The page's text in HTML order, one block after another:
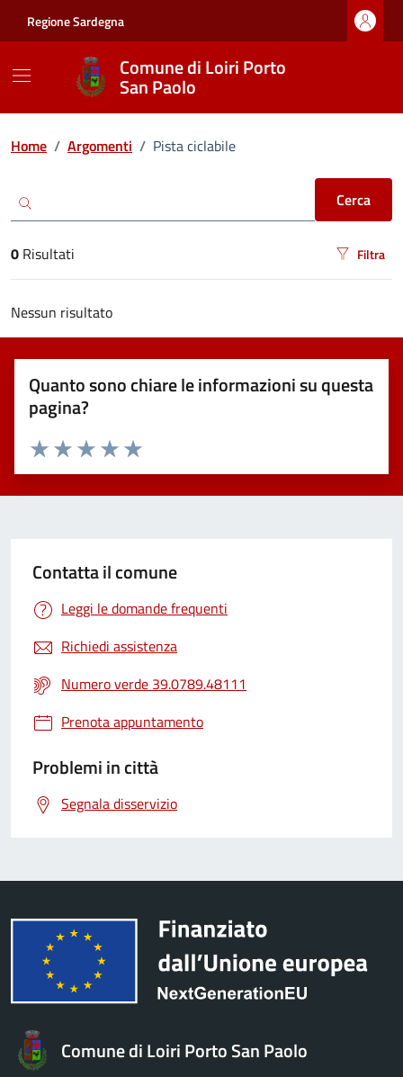
Regione Sardegna
Comune di Loiri Porto
San Paolo
Ricerca
Home / Argomenti / Pista ciclabile
Cerca
risultati di ricerca
0 Risultati Filtra
Nessun risultato
Quanto sono chiare le informazioni su questa
pagina?
Valuta 5 stelle su 5
Valuta 4 stelle su 5
Valuta 3 stelle su 5
Valuta 2 stelle su 5
Valuta 1 stelle su 5
Contatta il comune
Leggi le domande frequenti
Richiedi assistenza
Numero verde 39.0789.48111
Prenota appuntamento
Problemi in città
Segnala disservizio
Comune di Loiri Porto San Paolo